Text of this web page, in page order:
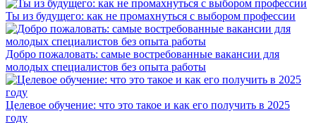
Ты из будущего: как не промахнуться с выбором профессии
Добро пожаловать: самые востребованные вакансии для
молодых специалистов без опыта работы
Целевое обучение: что это такое и как его получить в 2025
году